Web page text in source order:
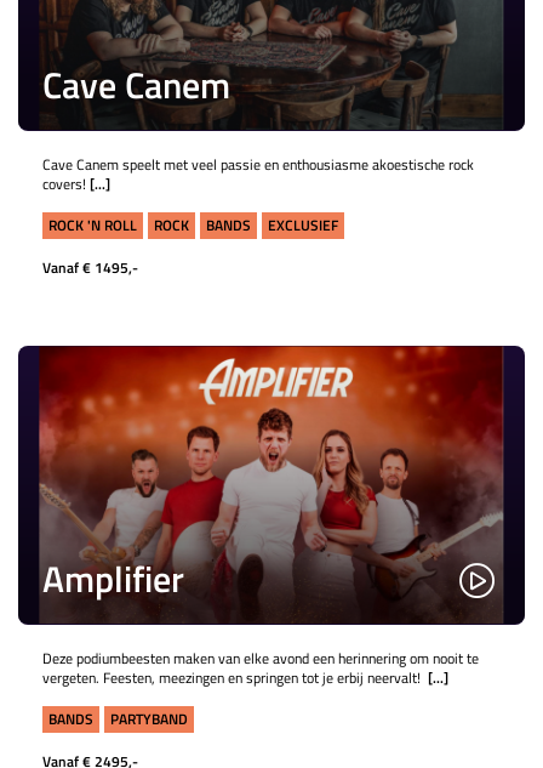
Cave Canem
Cave Canem speelt met veel passie en enthousiasme akoestische rock
covers! [...]
ROCK 'N ROLL
ROCK BANDS
EXCLUSIEF
Vanaf € 1495,-
Amplifier
Deze podiumbeesten maken van elke avond een herinnering om nooit te
vergeten. Feesten, meezingen en springen tot je erbij neervalt! [...]
BANDS
PARTYBAND
Vanaf € 2495,-